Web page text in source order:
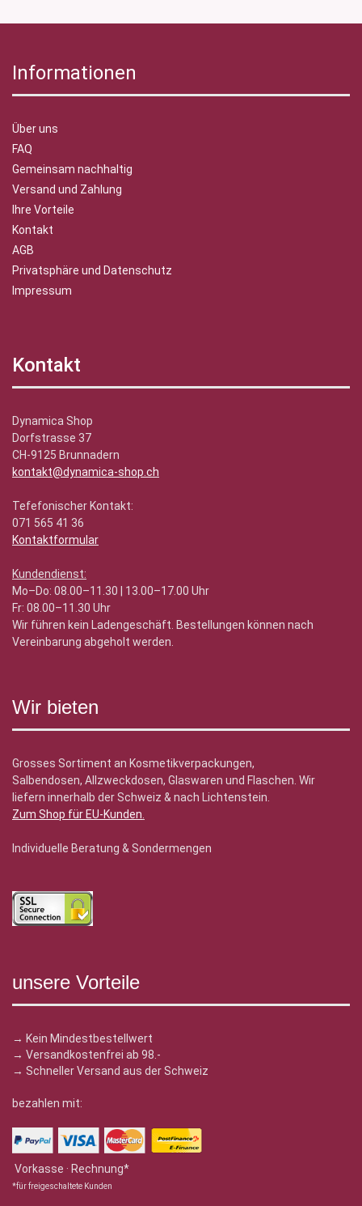
Informationen
Über uns
FAQ
Gemeinsam nachhaltig
Versand und Zahlung
Ihre Vorteile
Kontakt
AGB
Privatsphäre und Datenschutz
Impressum
Kontakt
Dynamica Shop
Dorfstrasse 37
CH-9125 Brunnadern
kontakt@dynamica-shop.ch
Tefefonischer Kontakt:
071 565 41 36
Kontaktformular
Kundendienst:
Mo–Do: 08.00–11.30 | 13.00–17.00 Uhr
Fr: 08.00–11.30 Uhr
Wir führen kein Ladengeschäft. Bestellungen können nach
Vereinbarung abgeholt werden.
Wir bieten
Grosses Sortiment an Kosmetikverpackungen,
Salbendosen, Allzweckdosen, Glaswaren und Flaschen. Wir
liefern innerhalb der Schweiz & nach Lichtenstein.
Zum Shop für EU-Kunden.
Individuelle Beratung & Sondermengen
unsere Vorteile
→ Kein Mindestbestellwert
→ Versandkostenfrei ab 98.-
→ Schneller Versand aus der Schweiz
bezahlen mit:
Vorkasse · Rechnung*
*für freigeschaltete Kunden